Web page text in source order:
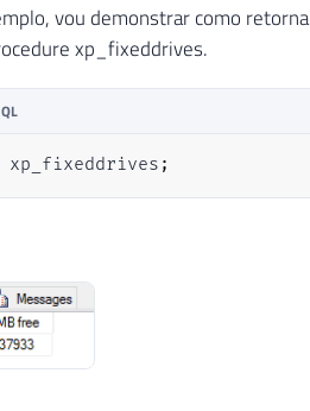
vou demonstrar como
xp_fixeddrives.
;